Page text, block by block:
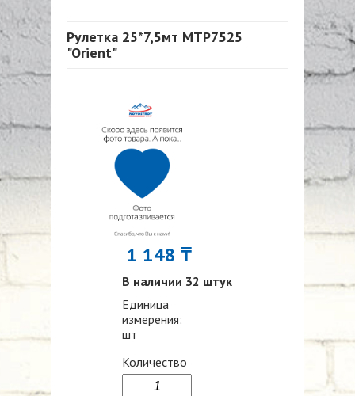
Рулетка 25*7,5мт MTP7525
"Orient"
1 148 ₸
В наличии 32 штук
Единица
измерения:
шт
Количество